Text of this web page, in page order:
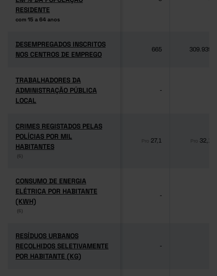
RESIDENTE
com 15 a 64 anos
RESIDENTE
com 15 a 64 anos
DESEMPREGADOS INSCRITOS
NOS CENTROS DE EMPREGO
DESEMPREGADOS INSCRITOS
NOS CENTROS DE EMPREGO
665 309.939
TRABALHADORES DA
ADMINISTRAÇÃO PÚBLICA
LOCAL
TRABALHADORES DA
ADMINISTRAÇÃO PÚBLICA
LOCAL
-
CRIMES REGISTADOS PELAS
POLÍCIAS POR MIL
HABITANTES
(6)
CRIMES REGISTADOS PELAS
POLÍCIAS POR MIL
HABITANTES
(6)
Pro 27,1 Pro 32,1
CONSUMO DE ENERGIA
ELÉTRICA POR HABITANTE
(KWH)
(6)
CONSUMO DE ENERGIA
ELÉTRICA POR HABITANTE
(KWH)
(6)
-
RESÍDUOS URBANOS
RECOLHIDOS SELETIVAMENTE
POR HABITANTE (KG)
RESÍDUOS URBANOS
RECOLHIDOS SELETIVAMENTE
POR HABITANTE (KG)
-